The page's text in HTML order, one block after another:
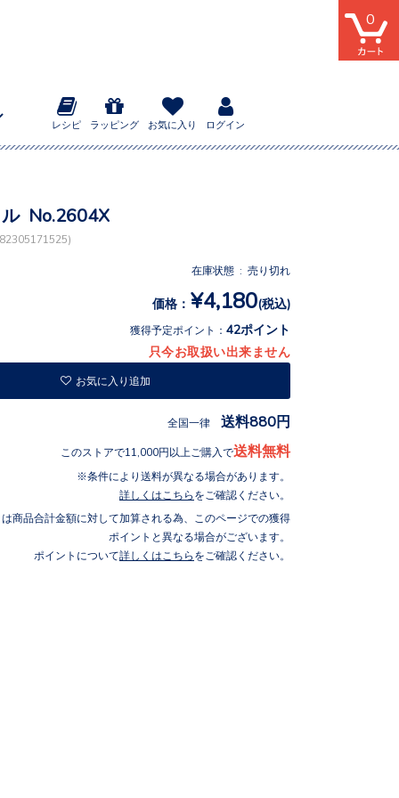
レシピ ラッピング お気に入り ログイン
0
No.2604X
在庫状態 : 売り切れ
価格： ¥4,180(税込)
獲得予定ポイント： 42ポイント
只今お取扱い出来ません
お気に入り追加
全国一律 送料880円
このストアで11,000円以上ご購入で送料無料
条件により送料が異なる場合があります。
詳しくはこちら をご確認ください。
商品合計金額に対して加算される為、このページでの獲得
ポイントと異なる場合がございます。
ポイントについて詳しくはこちら をご確認ください。